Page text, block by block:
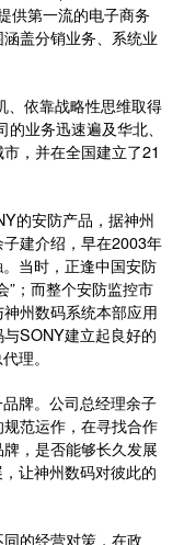
供第一流的电子商务
盖分销业务、系统业
、依靠战略性思维取得
业务迅速遍及华北、
，并在全国建立了21
的安防产品，据神州
建介绍，早在2003年
当时，正逢中国安防
”；而整个安防监控市
州数码系统本部应用
SONY建立起良好的
理。
牌。公司总经理余子
范运作，在寻找合作
，是否能够长久发展
让神州数码对彼此的
的经营对策，在政